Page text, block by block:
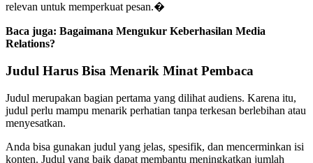
relevan untuk memperkuat pesan.�
Baca juga: Bagaimana Mengukur Keberhasilan Media
Relations?
Judul Harus Bisa Menarik Minat Pembaca
Judul merupakan bagian pertama yang dilihat audiens. Karena itu,
judul perlu mampu menarik perhatian tanpa terkesan berlebihan atau
menyesatkan.
Anda bisa gunakan judul yang jelas, spesifik, dan mencerminkan isi
konten. Judul yang baik dapat membantu meningkatkan jumlah